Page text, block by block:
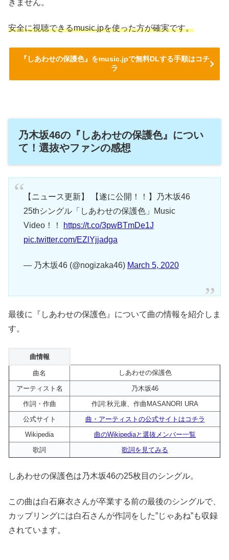
きません。
安全に視聴できるmusic.jpを使った方が確実です。
『しあわせの保護色』をmusic.jpで無料DLする手順はコチ
ラ
乃木坂46の『しあわせの保護色』につい
て！選抜やファンの感想
【ニュース更新】 【遂に公開！！】乃木坂46
25thシングル「しあわせの保護色」Music
Video！！
https://t.co/3pwBTmDe1J
pic.twitter.com/EZlYjjadga
— 乃木坂46 (@nogizaka46) March 5, 2020
最後に『しあわせの保護色』について曲の情報を紹介しま
す。
曲情報
曲名 しあわせの保護色
アーティスト名
乃木坂46
作詞・作曲
作詞:秋元康、作曲MASANORI URA
公式サイト
曲・アーティストの公式サイトはコチラ
Wikipedia
曲のWikipediaと選抜メンバー一覧
歌詞
歌詞を見てみる
しあわせの保護色は乃木坂46の25枚目のシングル。
この曲は白石麻衣さんが卒業する前の最後のシングルで、
カップリングには白石さんが作詞をした”じゃあね”も収録
されています。